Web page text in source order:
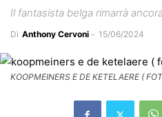
Il fantasista belga rimarrà
Di Anthony Cervoni - 15/06/2024
KOOPMEINERS E DE KETELAERE (